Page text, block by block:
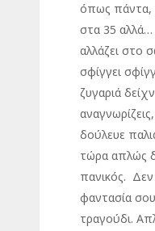
όπως πάντα,
στα 35 αλλά…
αλλάζει στο
σφίγγει
ζυγαριά
δούλευε
τώρα απλώς
πανικός.
φαντασία
τραγούδι.